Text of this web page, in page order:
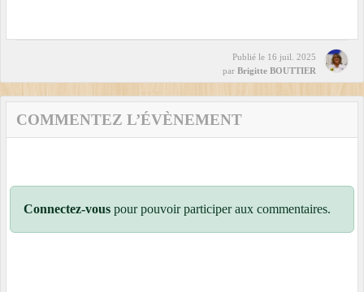
Publié le 16 juil. 2025
par Brigitte BOUTTIER
COMMENTEZ L’ÉVÈNEMENT
Connectez-vous pour pouvoir participer aux commentaires.